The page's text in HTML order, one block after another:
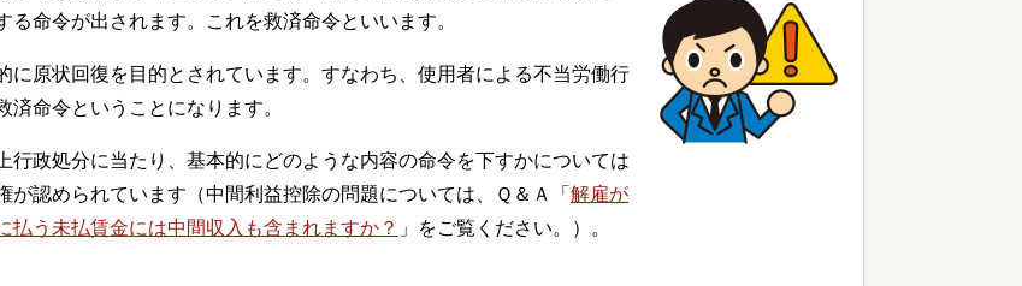
る命令が出されます。これを救済命令といいます。
に原状回復を目的とされています。すなわち、使用者による不当労働行
済命令ということになります。
行政処分に当たり、基本的にどのような内容の命令を下すかについては
が認められています（中間利益控除の問題については、Ｑ＆Ａ「 解雇が
払う未払賃金には中間収入も含まれますか？ 」をご覧ください。）。